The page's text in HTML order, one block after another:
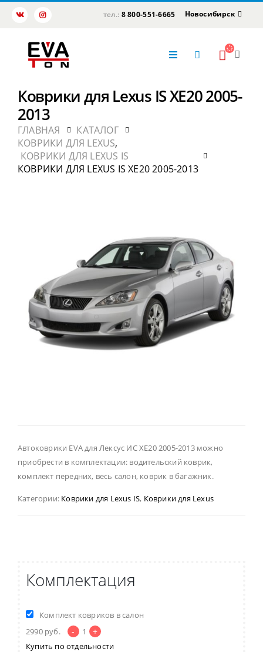
тел.: 8 800-551-6665 Новосибирск
Коврики для Lexus IS XE20 2005-
2013
ГЛАВНАЯ
КАТАЛОГ
КОВРИКИ ДЛЯ LEXUS,
КОВРИКИ ДЛЯ LEXUS IS
КОВРИКИ ДЛЯ LEXUS IS XE20 2005-2013
Автоковрики EVA для Лексус ИС ХЕ20 2005-2013 можно
приобрести в комплектации: водительский коврик,
комплект передних, весь салон, коврик в багажник.
Категории: Коврики для Lexus IS, Коврики для Lexus
Комплектация
Комплект ковриков в салон
2990 руб. - 1 +
Купить по отдельности